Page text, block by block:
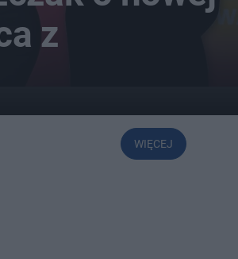
z
WIĘCEJ